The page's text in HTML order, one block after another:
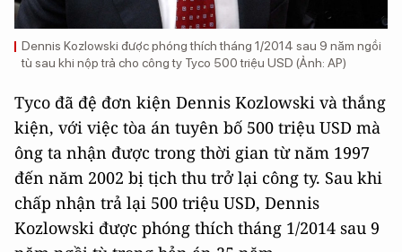
Dennis Kozlowski được phóng thích tháng 1/2014 sau 9 năm ngồi
tù sau khi nộp trả cho công ty Tyco 500 triệu USD (Ảnh: AP)
Tyco đã đệ đơn kiện Dennis Kozlowski và thắng
kiện, với việc tòa án tuyên bố 500 triệu USD mà
ông ta nhận được trong thời gian từ năm 1997
đến năm 2002 bị tịch thu trở lại công ty. Sau khi
chấp nhận trả lại 500 triệu USD, Dennis
Kozlowski được phóng thích tháng 1/2014 sau 9